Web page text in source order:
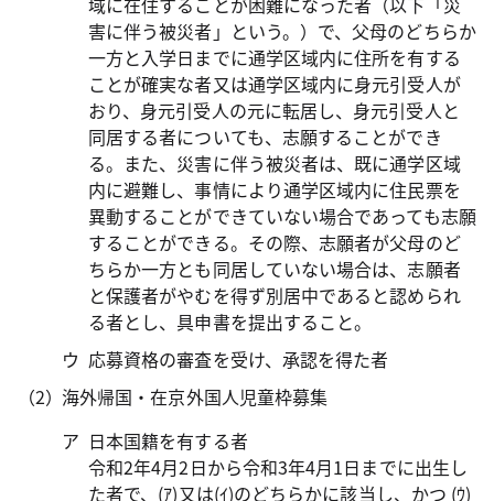
害に伴う被災者」という。）で、父母のどちらか
一方と入学日までに通学区域内に住所を有する
ことが確実な者又は通学区域内に身元引受人が
おり、身元引受人の元に転居し、身元引受人と
同居する者についても、志願することができ
る。また、災害に伴う被災者は、既に通学区域
内に避難し、事情により通学区域内に住民票を
異動することができていない場合であっても志願
することができる。その際、志願者が父母のど
ちらか一方とも同居していない場合は、志願者
と保護者がやむを得ず別居中であると認められ
る者とし、具申書を提出すること。
応募資格の審査を受け、承認を得た者
海外帰国・在京外国人児童枠募集
日本国籍を有する者
令和2年4月2日から令和3年4月1日までに出生し
た者で、(ｱ)又は(ｲ)のどちらかに該当し、かつ (ｳ)